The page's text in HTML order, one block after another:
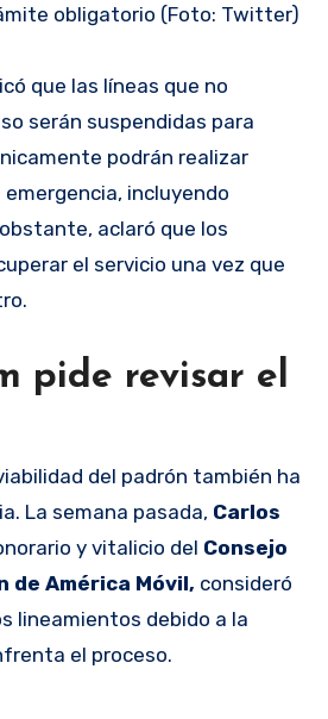
obligatorio (Foto: Twitter)
que las líneas que no
serán suspendidas para
podrán realizar
incluyendo
obstante, aclaró que los
el servicio una vez que
pide revisar el
del padrón también ha
La semana pasada, Carlos
y vitalicio del Consejo
de América Móvil, consideró
lineamientos debido a la
el proceso.